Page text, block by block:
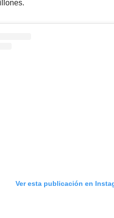
Ver esta publicación en